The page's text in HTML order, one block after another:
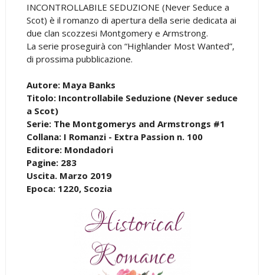
INCONTROLLABILE SEDUZIONE (Never Seduce a
Scot) è il romanzo di apertura della serie dedicata ai
due clan scozzesi Montgomery e Armstrong.
La serie proseguirà con “Highlander Most Wanted”,
di prossima pubblicazione.
Autore: Maya Banks
Titolo: Incontrollabile Seduzione (Never seduce
a Scot)
Serie: The Montgomerys and Armstrongs #1
Collana: I Romanzi - Extra Passion n. 100
Editore: Mondadori
Pagine: 283
Uscita. Marzo 2019
Epoca: 1220, Scozia